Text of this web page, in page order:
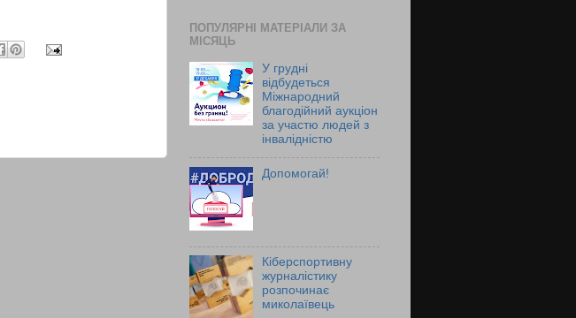
ПОПУЛЯРНІ МАТЕРІАЛИ ЗА
МІСЯЦЬ
У грудні
відбудеться
Міжнародний
благодійний аукціон
за участю людей з
інвалідністю
Допомогай!
Кіберспортивну
журналістику
розпочинає
миколаївець